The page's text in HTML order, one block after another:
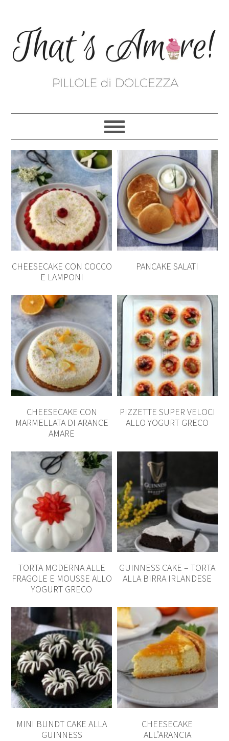
CHEESECAKE CON COCCO
E LAMPONI
PANCAKE SALATI
CHEESECAKE CON
MARMELLATA DI ARANCE
AMARE
PIZZETTE SUPER VELOCI
ALLO YOGURT GRECO
TORTA MODERNA ALLE
FRAGOLE E MOUSSE ALLO
YOGURT GRECO
GUINNESS CAKE – TORTA
ALLA BIRRA IRLANDESE
MINI BUNDT CAKE ALLA
GUINNESS
CHEESECAKE
ALL’ARANCIA